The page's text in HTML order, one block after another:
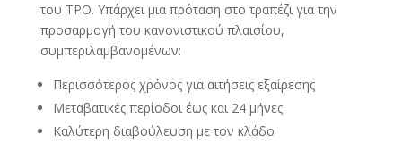
του TPO. Υπάρχει μια πρόταση στο τραπέζι για την
προσαρμογή του κανονιστικού πλαισίου,
συμπεριλαμβανομένων:
Περισσότερος χρόνος για αιτήσεις εξαίρεσης
Μεταβατικές περίοδοι έως και 24 μήνες
Καλύτερη διαβούλευση με τον κλάδο